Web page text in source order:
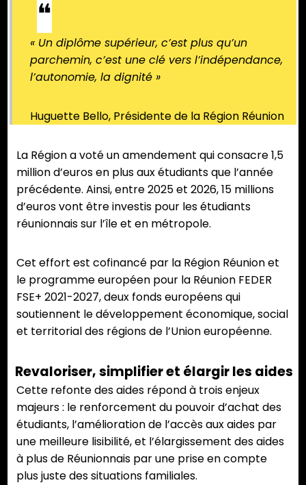
« Un diplôme supérieur, c’est plus qu’un
parchemin, c’est une clé vers l’indépendance,
l’autonomie, la dignité »
Huguette Bello, Présidente de la Région Réunion
La Région a voté un amendement qui consacre 1,5
million d’euros en plus aux étudiants que l’année
précédente. Ainsi, entre 2025 et 2026, 15 millions
d’euros vont être investis pour les étudiants
réunionnais sur l’île et en métropole.
Cet effort est cofinancé par la Région Réunion et
le programme européen pour la Réunion FEDER
FSE+ 2021-2027, deux fonds européens qui
soutiennent le développement économique, social
et territorial des régions de l’Union européenne.
Revaloriser, simplifier et élargir les aides
Cette refonte des aides répond à trois enjeux
majeurs : le renforcement du pouvoir d’achat des
étudiants, l’amélioration de l’accès aux aides par
une meilleure lisibilité, et l’élargissement des aides
à plus de Réunionnais par une prise en compte
plus juste des situations familiales.